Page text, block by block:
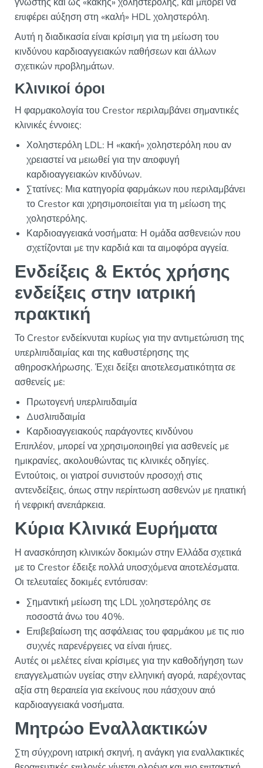
επιφέρει αύξηση στη «καλή» HDL χοληστερόλη.
Αυτή η διαδικασία είναι κρίσιμη για τη μείωση του
κινδύνου καρδιοαγγειακών παθήσεων και άλλων
σχετικών προβλημάτων.
Κλινικοί όροι
Η φαρμακολογία του Crestor περιλαμβάνει σημαντικές
κλινικές έννοιες:
Χοληστερόλη LDL: Η «κακή» χοληστερόλη που αν
χρειαστεί να μειωθεί για την αποφυγή
καρδιοαγγειακών κινδύνων.
Στατίνες: Μια κατηγορία φαρμάκων που περιλαμβάνει
το Crestor και χρησιμοποιείται για τη μείωση της
χοληστερόλης.
Καρδιοαγγειακά νοσήματα: Η ομάδα ασθενειών που
σχετίζονται με την καρδιά και τα αιμοφόρα αγγεία.
Ενδείξεις & Εκτός χρήσης
ενδείξεις στην ιατρική
πρακτική
Το Crestor ενδείκνυται κυρίως για την αντιμετώπιση της
υπερλιπιδαιμίας και της καθυστέρησης της
αθηροσκλήρωσης. Έχει δείξει αποτελεσματικότητα σε
ασθενείς με:
Πρωτογενή υπερλιπιδαιμία
Δυσλιπιδαιμία
Καρδιοαγγειακούς παράγοντες κινδύνου
Επιπλέον, μπορεί να χρησιμοποιηθεί για ασθενείς με
ημικρανίες, ακολουθώντας τις κλινικές οδηγίες.
Εντούτοις, οι γιατροί συνιστούν προσοχή στις
αντενδείξεις, όπως στην περίπτωση ασθενών με ηπατική
ή νεφρική ανεπάρκεια.
Κύρια Κλινικά Ευρήματα
Η ανασκόπηση κλινικών δοκιμών στην Ελλάδα σχετικά
με το Crestor έδειξε πολλά υποσχόμενα αποτελέσματα.
Οι τελευταίες δοκιμές εντόπισαν:
Σημαντική μείωση της LDL χοληστερόλης σε
ποσοστά άνω του 40%.
Επιβεβαίωση της ασφάλειας του φαρμάκου με τις πιο
συχνές παρενέργειες να είναι ήπιες.
Αυτές οι μελέτες είναι κρίσιμες για την καθοδήγηση των
επαγγελματιών υγείας στην ελληνική αγορά, παρέχοντας
αξία στη θεραπεία για εκείνους που πάσχουν από
καρδιοαγγειακά νοσήματα.
Μητρώο Εναλλακτικών
Στη σύγχρονη ιατρική σκηνή, η ανάγκη για εναλλακτικές